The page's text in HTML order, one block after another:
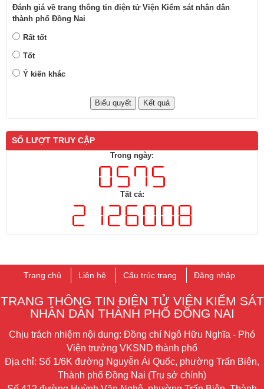
Đánh giá về trang thông tin điện tử Viện Kiểm sát nhân dân
thành phố Đồng Nai
Rất tốt
Tốt
Ý kiến khác
SỐ LƯỢT TRUY CẬP
Trong ngày:
Tất cả:
Trang chủ Liên hệ Cấu trúc trang Đăng nhập
TRANG THÔNG TIN ĐIỆN TỬ VIỆN KIỂM SÁT
NHÂN DÂN THÀNH PHỐ ĐỒNG NAI
Chịu trách nhiệm nội dung: Đồng chí Ngô Hữu Nghĩa - Phó
Viện trưởng VKSND thành phố
Địa chỉ: Số 1/6K đường Nguyễn Ái Quốc, phường Trấn Biên,
Thành phố Đồng Nai (Trụ sở chính)